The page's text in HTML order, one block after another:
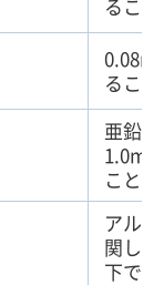
ること
ること
亜鉛
こと
アル
関し
下で